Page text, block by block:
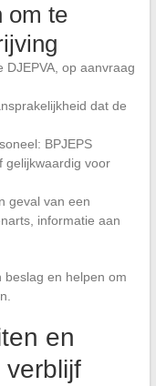
om te
DJEPVA, op aanvraag
dat de
BPJEPS
gelijkwaardig voor
geval van een
informatie aan
beslag en helpen om
en